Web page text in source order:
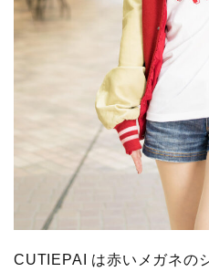
CUTIEPAI は赤いメガネの